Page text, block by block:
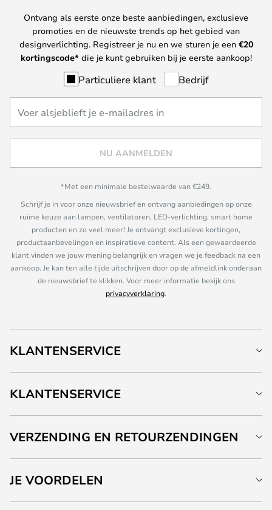
Ontvang als eerste onze beste aanbiedingen, exclusieve
promoties en de nieuwste trends op het gebied van
designverlichting. Registreer je nu en we sturen je een €20
kortingscode* die je kunt gebruiken bij je eerste aankoop!
Particuliere klant Bedrijf
NU AANMELDEN
*Met een minimale bestelwaarde van €249.
Schrijf je in voor onze nieuwsbrief en ontvang aanbiedingen op onze
ruime keuze aan lampen, ventilatoren, LED-verlichting, smart home
producten en zo veel meer! Je ontvangt exclusieve kortingen,
productaanbevelingen en inspiratieve content. Als een gewaardeerde
klant vinden we jouw mening belangrijk en vragen we je feedback na een
aankoop. Je kan ten alle tijde uitschrijven door op de afmeldlink onderaan
de nieuwsbrief te klikken. Voor meer informatie bekijk ons
privacyverklaring.
KLANTENSERVICE
KLANTENSERVICE
VERZENDING EN RETOURZENDINGEN
JE VOORDELEN